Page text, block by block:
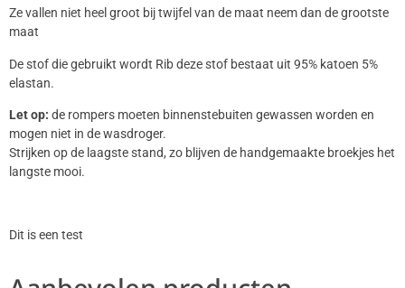
Ze vallen niet heel groot bij twijfel van de maat neem dan de grootste
maat
De stof die gebruikt wordt Rib deze stof bestaat uit 95% katoen 5%
elastan.
Let op: de rompers moeten binnenstebuiten gewassen worden en
mogen niet in de wasdroger.
Strijken op de laagste stand, zo blijven de handgemaakte broekjes het
langste mooi.
Dit is een test